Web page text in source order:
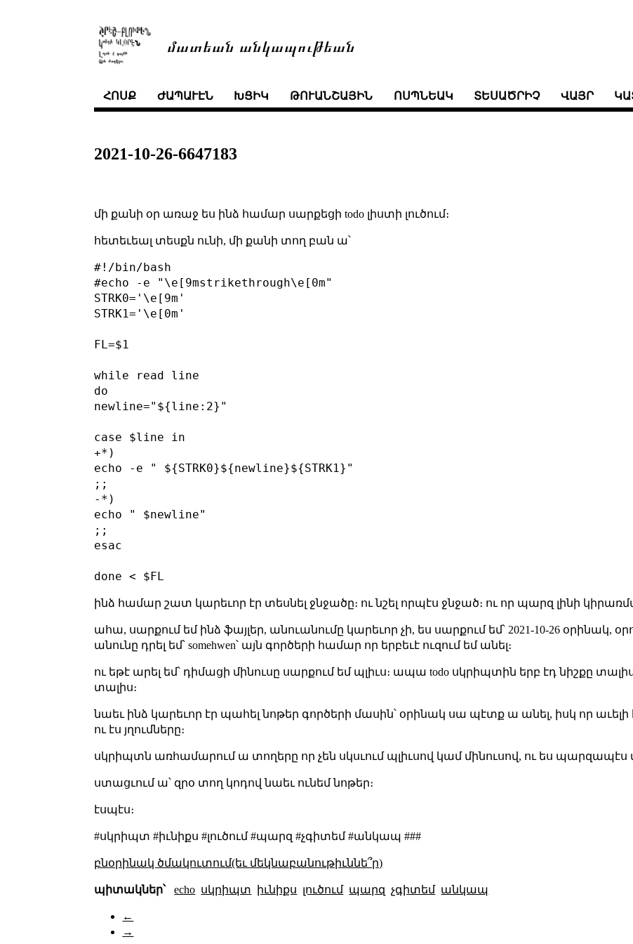
մատեան անկապութեան
ՀՈՍՔ ԺԱՊԱՒԷՆ ԽՑԻԿ ԹՈՒԱՆՇԱՅԻՆ ՈՍՊՆԵԱԿ ՏԵՍԱԾՐԻՉ ՎԱՅՐ
2021-10-26-6647183
մի քանի օր առաջ ես ինձ համար սարքեցի todo լիստի լուծում։
հետեւեալ տեսքն ունի, մի քանի տող բան ա՝
#!/bin/bash
#echo -e "\e[9mstrikethrough\e[0m"
STRK0='\e[9m'
STRK1='\e[0m'
FL=$1
while read line
do
newline="${line:2}"
case $line in
+*)
echo -e " ${STRK0}${newline}${STRK1}"
;;
-*)
echo " $newline"
;;
esac
ինձ համար շատ կարեւոր էր տեսնել ջնջածը։ ու նշել որպէս ջնջած։ ու որ պարզ լինի
ահա, սարքում եմ ինձ ֆայլեր, անուանումը կարեւոր չի, ես սարքում եմ՝ 2021-10-26 օրինակ,
անունը դրել եմ՝ somehwen՝ այն գործերի համար որ երբեւէ ուզում եմ անել։
ու եթէ արել եմ՝ դիմացի մինուսը սարքում եմ պլիւս։ ապա todo սկրիպտին երբ էդ նիշքը
տալիս։
նաեւ ինձ կարեւոր էր պահել նոթեր գործերի մասին՝ օրինակ սա պէտք ա անել, իսկ որ աւելի
ու էս յղումները։
սկրիպտն առհամարում ա տողերը որ չեն սկսւում պլիւսով կամ մինուսով, ու ես պարզապէս
ստացւում ա՝ զրօ տող կոդով նաեւ ունեմ նոթեր։
էսպէս։
#սկրիպտ #իւնիքս #լուծում #պարզ #չգիտեմ #անկապ ###
բնօրինակ ծմակուտում(եւ մեկնաբանութիւննե՞ր)
պիտակներ՝ echo սկրիպտ իւնիքս լուծում պարզ չգիտեմ անկապ
←
→